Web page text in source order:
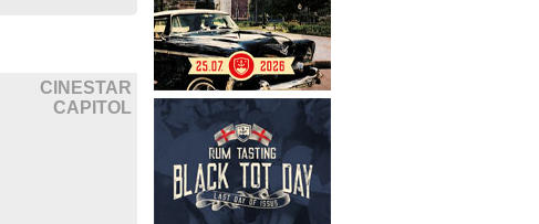
CINESTAR
CAPITOL